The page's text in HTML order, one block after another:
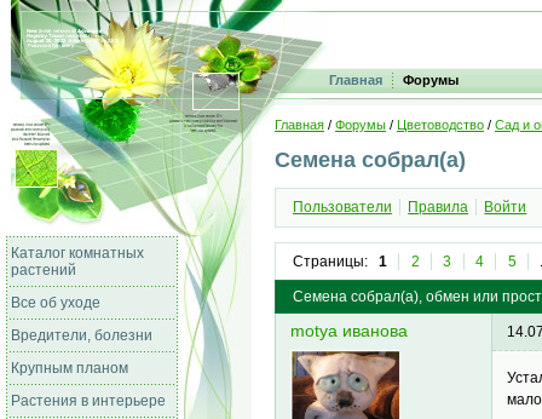
Главная Форумы
Каталог комнатных
растений
Все об уходе
Вредители, болезни
Крупным планом
Растения в интерьере
Главная / Форумы / Цветоводство / Сад и
Семена собрал(а)
Пользователи Правила Войти
Страницы: 1 2 3 4 5
Семена собрал(а), обмен или
motya иванова